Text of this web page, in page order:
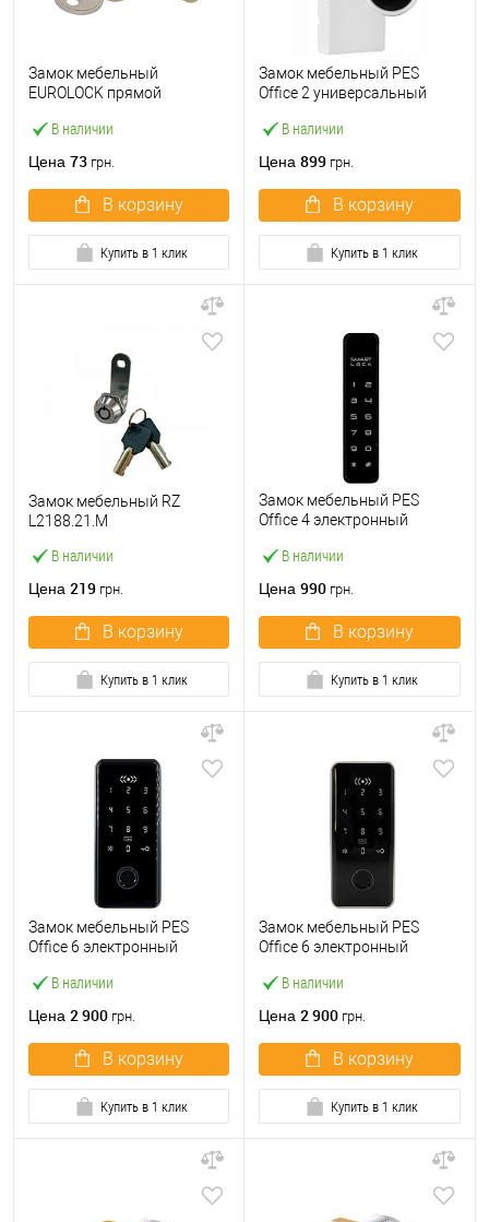
В наличии
Замок мебельный
EUROLOCK прямой
Цена 73 грн.
В корзину
Купить в 1 клик
В наличии
Замок мебельный PES
Office 2 универсальный
Цена 899 грн.
В корзину
Купить в 1 клик
В наличии
Замок мебельный RZ
L2188.21.M
Цена 219 грн.
В корзину
Купить в 1 клик
В наличии
Замок мебельный PES
Office 4 электронный
Цена 990 грн.
В корзину
Купить в 1 клик
В наличии
Замок мебельный PES
Office 6 электронный
Цена 2 900 грн.
В корзину
Купить в 1 клик
В наличии
Замок мебельный PES
Office 6 электронный
Цена 2 900 грн.
В корзину
Купить в 1 клик